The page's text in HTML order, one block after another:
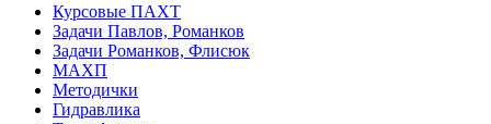
Курсовые ПАХТ
Задачи Павлов, Романков
Задачи Романков, Флисюк
МАХП
Методички
Гидравлика